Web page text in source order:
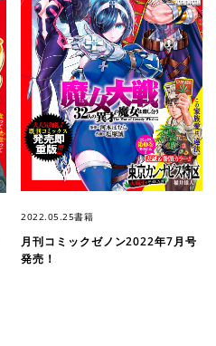
2022.05.25書籍
月刊コミックゼノン2022年7月号
発売！